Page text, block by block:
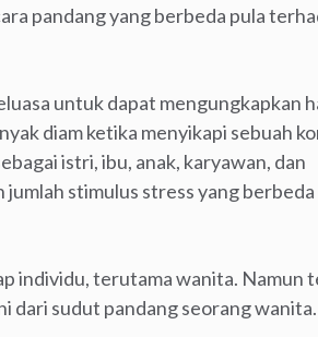
pandang yang berbeda pula
untuk dapat mengungkapkan
diam ketika menyikapi sebuah
istri, ibu, anak, karyawan, dan
stimulus stress yang berbeda
individu, terutama wanita. Namun
dari sudut pandang seorang wanita.